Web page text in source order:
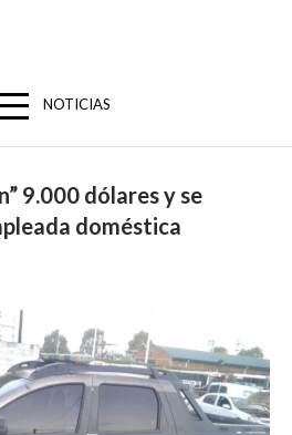
NOTICIAS
9.000 dólares y se
doméstica